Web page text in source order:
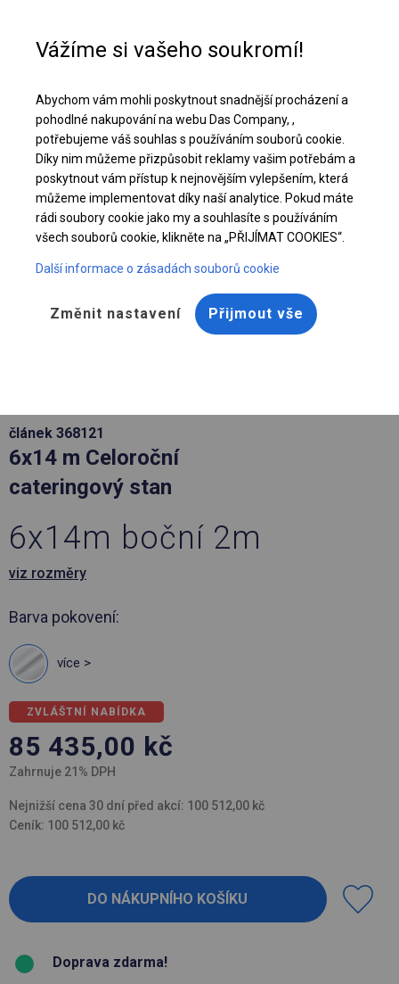
Stáhněte si nabídku PDF
článek 368121
6x14 m Celoroční
cateringový stan
6x14m boční 2m
viz rozměry
Barva pokovení:
více >
ZVLÁŠTNÍ NABÍDKA
85 435,00 kč
Zahrnuje 21% DPH
Nejnižší cena 30 dní před akcí: 100 512,00 kč
Ceník: 100 512,00 kč
Doprava zdarma!
Vážíme si vašeho soukromí!
Abychom vám mohli poskytnout snadnější procházení a
pohodlné nakupování na webu Das Company, ,
potřebujeme váš souhlas s používáním souborů cookie.
Díky nim můžeme přizpůsobit reklamy vašim potřebám a
poskytnout vám přístup k nejnovějším vylepšením, která
můžeme implementovat díky naší analytice. Pokud máte
rádi soubory cookie jako my a souhlasíte s používáním
všech souborů cookie, klikněte na „PŘIJÍMAT COOKIES“.
Další informace o zásadách souborů cookie
Změnit nastavení Přijmout vše